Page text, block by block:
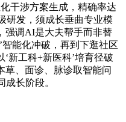
干涉方案生成，精确率达
研发，须成长垂曲专业模
强调AI是大夫帮手而非替
能化冲破，再到下逛社区
新工科+新医科’培育径破
草、面诊、脉诊取智能问
长阶段。